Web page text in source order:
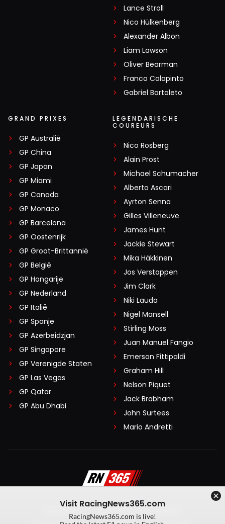
Lance Stroll
Nico Hülkenberg
Alexander Albon
Liam Lawson
Oliver Bearman
Franco Colapinto
Gabriel Bortoleto
GRAND PRIXES
GP Australië
GP China
GP Japan
GP Miami
GP Canada
GP Monaco
GP Barcelona
GP Oostenrijk
GP Groot-Brittannië
GP België
GP Hongarije
GP Nederland
GP Italië
GP Spanje
GP Azerbeidzjan
GP Singapore
GP Verenigde Staten
GP Las Vegas
GP Qatar
GP Abu Dhabi
LEGENDARISCHE
COUREURS
Nico Rosberg
Alain Prost
Michael Schumacher
Alberto Ascari
Ayrton Senna
Gilles Villeneuve
James Hunt
Jackie Stewart
Mika Häkkinen
Jos Verstappen
Jim Clark
Niki Lauda
Nigel Mansell
Stirling Moss
Juan Manuel Fangio
Emerson Fittipaldi
Graham Hill
Nelson Piquet
Jack Brabham
John Surtees
Mario Andretti
Algemene voorwaarden
Visit RacingNews365.com
RacingNews365.com is live!